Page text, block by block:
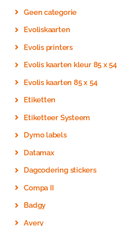
Geen categorie
Evoliskaarten
Evolis printers
Evolis kaarten kleur 85 x 54
Evolis kaarten 85 x 54
Etiketten
Etiketteer Systeem
Dymo labels
Datamax
Dagcodering stickers
Compa II
Badgy
Avery